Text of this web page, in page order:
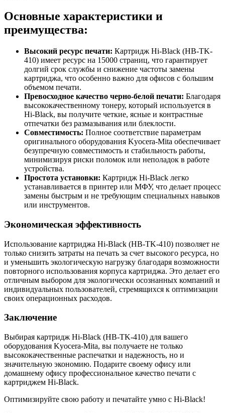
Основные характеристики и
преимущества:
Высокий ресурс печати: Картридж Hi-Black (HB-TK-
410) имеет ресурс на 15000 страниц, что гарантирует
долгий срок службы и снижение частоты замены
картриджа, что особенно важно для офисов с большим
объемом печати.
Превосходное качество черно-белой печати: Благодаря
высококачественному тонеру, который используется в
Hi-Black, вы получите четкие, ясные и контрастные
отпечатки без размазывания или блеклости.
Совместимость: Полное соответствие параметрам
оригинального оборудования Kyocera-Mita обеспечивает
безупречную совместимость и стабильность работы,
минимизируя риски поломок или неполадок в работе
устройства.
Простота установки: Картридж Hi-Black легко
устанавливается в принтер или МФУ, что делает процесс
замены быстрым и не требующим специальных навыков
или инструментов.
Экономическая эффективность
Использование картриджа Hi-Black (HB-TK-410) позволяет не
только снизить затраты на печать за счет высокого ресурса, но
и уменьшить экологическую нагрузку благодаря возможности
повторного использования корпуса картриджа. Это делает его
отличным выбором для экологически осознанных компаний и
индивидуальных пользователей, стремящихся к оптимизации
своих операционных расходов.
Заключение
Выбирая картридж Hi-Black (HB-TK-410) для вашего
оборудования Kyocera-Mita, вы получаете не только
высококачественные распечатки и надежность, но и
значительную экономию. Подарите своему офису или
домашнему офису профессиональное качество печати с
картриджем Hi-Black.
Оптимизируйте свою работу и печатайте умно с Hi-Black!